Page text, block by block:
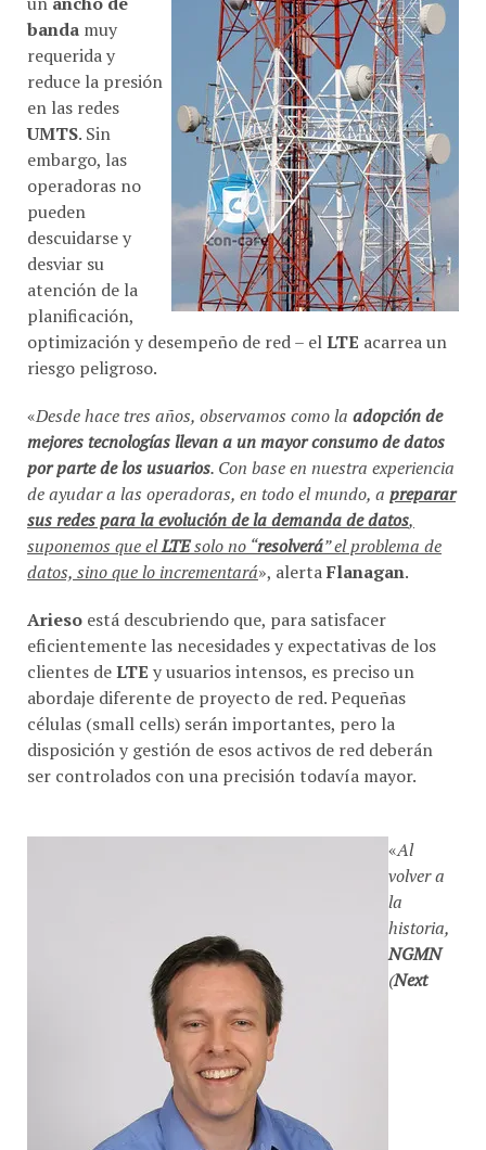
banda muy
requerida y
reduce la presión
en las redes
UMTS. Sin
embargo, las
operadoras no
pueden
descuidarse y
desviar su
atención de la
planificación,
optimización y desempeño de red – elLTE acarrea un
riesgo peligroso.
«Desde hace tres años, observamos como la adopción de
mejores tecnologías llevan a un mayor consumo de datos
por parte de los usuarios. Con base en nuestra experiencia
de ayudar a las operadoras, en todo el mundo, a preparar
sus redes para la evolución de la demanda de datos,
suponemos que elLTEsolo no “resolverá” el problema de
datos, sino que lo incrementará», alertaFlanagan.
Arieso está descubriendo que, para satisfacer
eficientemente las necesidades y expectativas de los
clientes deLTE y usuarios intensos, es preciso un
abordaje diferente de proyecto de red. Pequeñas
células (small cells) serán importantes, pero la
disposición y gestión de esos activos de red deberán
ser controlados con una precisión todavía mayor.
«Al
volver a
la
historia,
NGMN
(Next